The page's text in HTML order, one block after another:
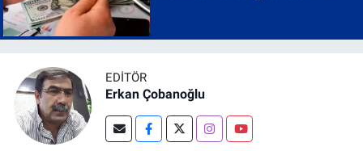
EDITÖR
Erkan Çobanoğlu